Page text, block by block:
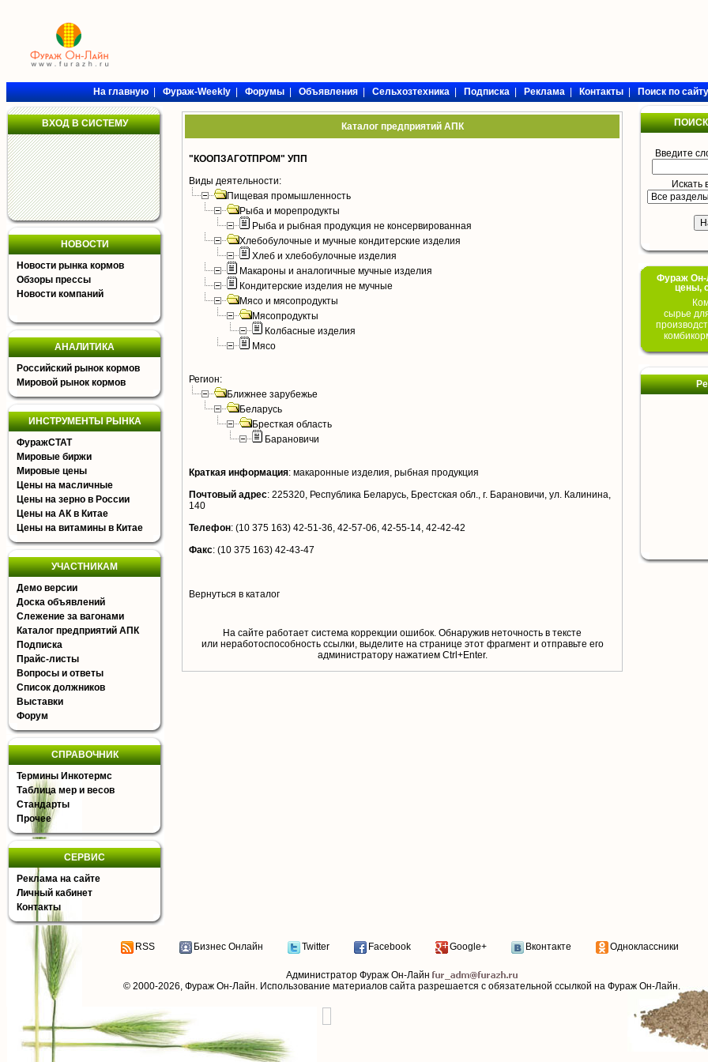
На главную|Фураж-Weekly|Форумы|Объявления|Сельхозтехника|Подписка|Реклама|Контакты|Поиск по сайту
ВХОД В СИСТЕМУ
НОВОСТИ
Новости рынка кормов
Обзоры прессы
Новости компаний
АНАЛИТИКА
Российский рынок кормов
Мировой рынок кормов
ИНСТРУМЕНТЫ РЫНКА
ФуражСТАТ
Мировые биржи
Мировые цены
Цены на масличные
Цены на зерно в России
Цены на АК в Китае
Цены на витамины в Китае
УЧАСТНИКАМ
Демо версии
Доска объявлений
Слежение за вагонами
Каталог предприятий АПК
Подписка
Прайс-листы
Вопросы и ответы
Список должников
Выставки
Форум
СПРАВОЧНИК
Термины Инкотермс
Таблица мер и весов
Стандарты
Прочее
СЕРВИС
Реклама на сайте
Личный кабинет
Контакты
Каталог предприятий АПК
"КООПЗАГОТПРОМ" УПП
Виды деятельности:
Пищевая промышленность
Рыба и морепродукты
Рыба и рыбная продукция не консервированная
Хлебобулочные и мучные кондитерские изделия
Хлеб и хлебобулочные изделия
Макароны и аналогичные мучные изделия
Кондитерские изделия не мучные
Мясо и мясопродукты
Мясопродукты
Колбасные изделия
Мясо
Регион:
Ближнее зарубежье
Беларусь
Бресткая область
Барановичи
Краткая информация: макаронные изделия, рыбная продукция
Почтовый адрес: 225320, Республика Беларусь, Брестская обл., г. Барановичи, ул. Калинина,
140
Телефон: (10 375 163) 42-51-36, 42-57-06, 42-55-14, 42-42-42
Факс: (10 375 163) 42-43-47
Вернуться в каталог
На сайте работает система коррекции ошибок. Обнаружив неточность в тексте
или неработоспособность ссылки, выделите на странице этот фрагмент и отправьте его
aдминистратору нажатием Ctrl+Enter.
Введите
Искать
Фураж Он-
цены,
сырье
RSS Бизнес Онлайн Twitter Facebook Google+ Вконтакте Одноклассники
Администратор Фураж Он-Лайн
© 2000-2026, Фураж Он-Лайн. Использование материалов сайта разрешается с обязательной ссылкой на Фураж Он-Лайн.